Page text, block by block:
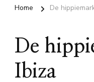
Home De
De
Ibiza